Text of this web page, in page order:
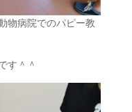
物病院でのパピー教
す＾＾